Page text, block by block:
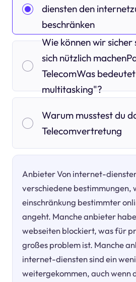
diensten den
beschränken
Wie können wir sicher
sich nützlich
TelecomWas
multitasking"?
Warum musstest du
Telecomvertretung
Anbieter Von internet-
verschiedene bestimmungen,
einschränkung bestimmter
angeht. Manche anbieter
webseiten blockiert, was für
großes problem ist. Manche
internet-diensten sind ein
weitergekommen, auch wenn